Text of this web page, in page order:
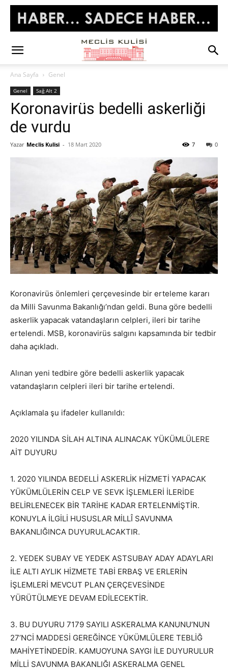
Ana Sayfa Genel
Genel Sağ Alt 2
Koronavirüs bedelli askerliği
de vurdu
Yazar Meclis Kulisi - 18 Mart 2020 0
7
Koronavirüs önlemleri çerçevesinde bir erteleme kararı
da Milli Savunma Bakanlığı’ndan geldi. Buna göre bedelli
askerlik yapacak vatandaşların celpleri, ileri bir tarihe
ertelendi. MSB, koronavirüs salgını kapsamında bir tedbir
daha açıkladı.
Alınan yeni tedbire göre bedelli askerlik yapacak
vatandaşların celpleri ileri bir tarihe ertelendi.
Açıklamala şu ifadeler kullanıldı:
2020 YILINDA SİLAH ALTINA ALINACAK YÜKÜMLÜLERE
AİT DUYURU
1. 2020 YILINDA BEDELLİ ASKERLİK HİZMETİ YAPACAK
YÜKÜMLÜLERİN CELP VE SEVK İŞLEMLERİ İLERİDE
BELİRLENECEK BİR TARİHE KADAR ERTELENMİŞTİR.
KONUYLA İLGİLİ HUSUSLAR MİLLÎ SAVUNMA
BAKANLIĞINCA DUYURULACAKTIR.
2. YEDEK SUBAY VE YEDEK ASTSUBAY ADAY ADAYLARI
İLE ALTI AYLIK HİZMETE TABİ ERBAŞ VE ERLERİN
İŞLEMLERİ MEVCUT PLAN ÇERÇEVESİNDE
YÜRÜTÜLMEYE DEVAM EDİLECEKTİR.
3. BU DUYURU 7179 SAYILI ASKERALMA KANUNU’NUN
27’NCİ MADDESİ GEREĞİNCE YÜKÜMLÜLERE TEBLİĞ
MAHİYETİNDEDİR. KAMUOYUNA SAYGI İLE DUYURULUR
MİLLİ SAVUNMA BAKANLIĞI ASKERALMA GENEL